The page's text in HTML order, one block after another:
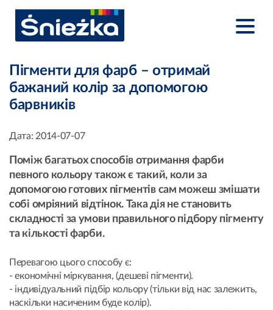
Пігменти для фарб – отримай
бажаний колір за допомогою
барвників
Дата: 2014-07-07
Поміж багатьох способів отримання фарби
певного кольору також є такий, коли за
допомогою готових пігментів сам можеш змішати
собі омріяний відтінок. Така дія не становить
складності за умови правильного підбору пігменту
та кількості фарби.
Перевагою цього способу є:
- економічні міркування, (дешеві пігменти).
- індивідуальний підбір кольору (тільки від нас залежить,
наскільки насиченим буде колір).